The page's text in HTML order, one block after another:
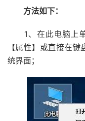
方法如下：
1、在此电脑上单
【属性】或直接在
统界面；